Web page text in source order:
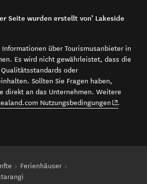
Seite wurden erstellt von’ Lakeside
über Tourismusanbieter in
Es wird nicht gewährleistet, dass die
oder
Sollten Sie Fragen haben,
direkt an das Unternehmen. Weitere
Nutzungsbedingungen (opens in
.
Ferienhäuser